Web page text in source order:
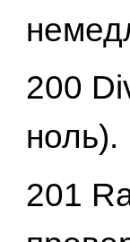
200
ноль).
201